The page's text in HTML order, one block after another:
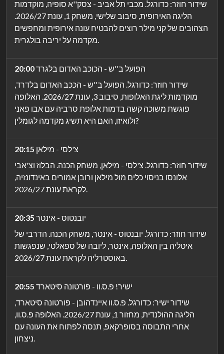
שידור חוזר: כדורגל. מכבי תל אביב - צסק''א סופיה, מוקדמות
הליגה האירופית, סיבוב שלישי, משחק 1, עונת 2026/27.
הצהובים של קני מילר רוצים להבטיח עונה אירופית ומחפשים
מקדמה על יריבה בולגרית.
20:00הפועל ב''ש - הכוכב האדום בלגרד
שידור חוזר: כדורגל. הפועל ב''ש - הככב האדום בלדרד,
מוקדמות ליגת האלופות, סיבוב 3, עונת 2026/27. האלופה
פוגשת משוכה קשה בדמות אלופת סרביה עם אבו פאני
ולואיזו, האם היא תשיג מקדמה לגומלין?
20:15 צ'לסי - מילאן
שידור חוזר: כדורגל. צ'לסי - מילאן, משחק הכנה. הבלוז וצ'אבי
אלונסו בניסוי כלים מול מילאן ורובן אמורים באינדונזיה,
לקראת עונת 2026/27.
20:35 יובנטוס - אינטר
שידור חוזר: כדורגל. יובנטוס - אינטר, משחק הכנה. הדרבי של
איטליה בין האלופה, אינטר, ליובה של ספאלטי, שנפגשות
באוסטרליה לקראת עונת 2026/27.
20:55 ישיר! פ.ס.וו - פורטונה סיטארד
שידור ישיר: כדורגל. פ.ס.וו איינדהובן - פורטונה סיטארד,
הליגה ההולנדית, מחזור 1, עונת 2026/27. האלופה פ.ס.וו,
אחרי התבוסה בסופרקאפ, תנסה לפתוח את העונה עם
ניצחון.